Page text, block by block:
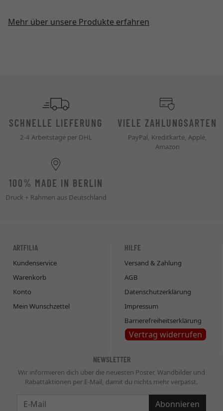
Mehr über unsere Produkte erfahren
SCHNELLE LIEFERUNG
2-4 Arbeitstage per DHL
VIELE ZAHLUNGSARTEN
PayPal, Kreditkarte, Apple,
Amazon
100% MADE IN BERLIN
Druck + Rahmen aus Deutschland
ARTFILIA
Kundenservice
Warenkorb
Konto
Mein Wunschzettel
HILFE
Versand & Zahlung
AGB
Datenschutzerklärung
Impressum
Barrierefreiheitserklärung
Vertrag widerrufen
NEWSLETTER
Wir informieren dich über die neuesten Poster, Wandbilder und
Rabattaktionen per E-Mail, damit du nichts mehr verpasst.
Abonnieren